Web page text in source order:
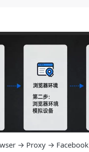
→ Proxy → Facebook